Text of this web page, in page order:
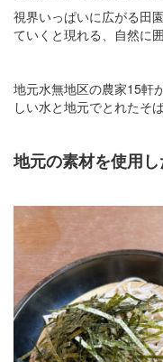
視界いっぱいに広がる田
ていくと現れる、自然に
地元水無地区の農家15軒
しい水と地元でとれたそ
地元の素材を使用